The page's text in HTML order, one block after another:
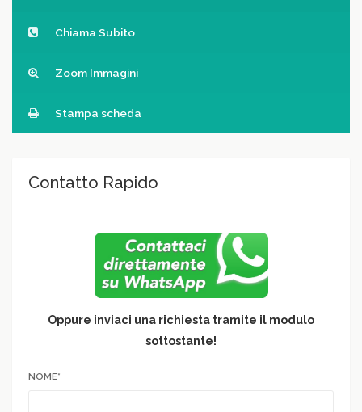
Chiama Subito
Zoom Immagini
Stampa scheda
Contatto Rapido
Oppure inviaci una richiesta tramite il modulo
sottostante!
NOME*